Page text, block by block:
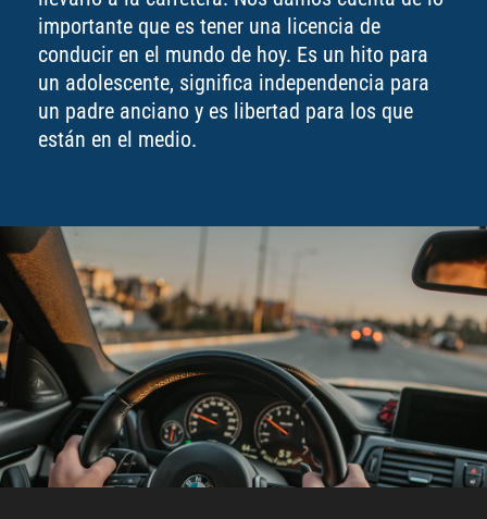
importante que es tener una licencia de
conducir en el mundo de hoy. Es un hito para
un adolescente, significa independencia para
un padre anciano y es libertad para los que
están en el medio.